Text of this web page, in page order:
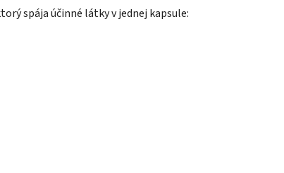
spája účinné látky v jednej kapsule: